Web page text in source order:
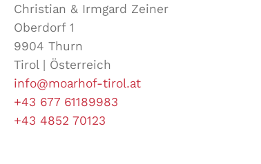
Christian & Irmgard Zeiner
Oberdorf 1
9904 Thurn
Tirol | Österreich
info@moarhof-tirol.at
+43 677 61189983
+43 4852 70123